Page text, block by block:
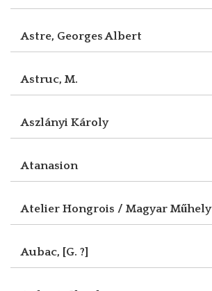
Astre, Georges Albert
Astruc, M.
Aszlányi Károly
Atanasion
Atelier Hongrois / Magyar Műhely
Aubac, [G. ?]